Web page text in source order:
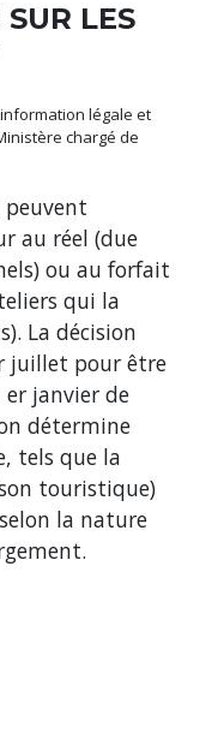
LES
légale et
chargé de
peuvent
au réel (due
ou au forfait
qui la
La décision
juillet pour être
er janvier de
détermine
tels que la
touristique)
la nature